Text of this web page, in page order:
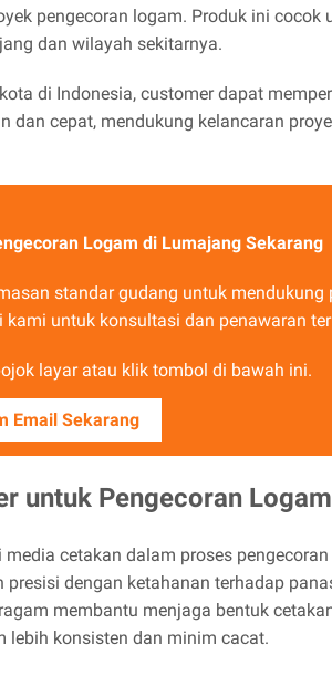
pengecoran logam. Produk ini cocok
dan wilayah sekitarnya.
di Indonesia, customer dapat
dan cepat, mendukung kelancaran
Logam di Lumajang Sekarang
standar gudang untuk mendukung
kami untuk konsultasi dan penawaran
layar atau klik tombol di bawah ini.
Email Sekarang
untuk Pengecoran Logam
cetakan dalam proses
dengan ketahanan terhadap
membantu menjaga bentuk
lebih konsisten dan minim cacat.